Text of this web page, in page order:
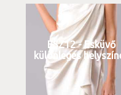
ESZ12 - Esküvő
különleges